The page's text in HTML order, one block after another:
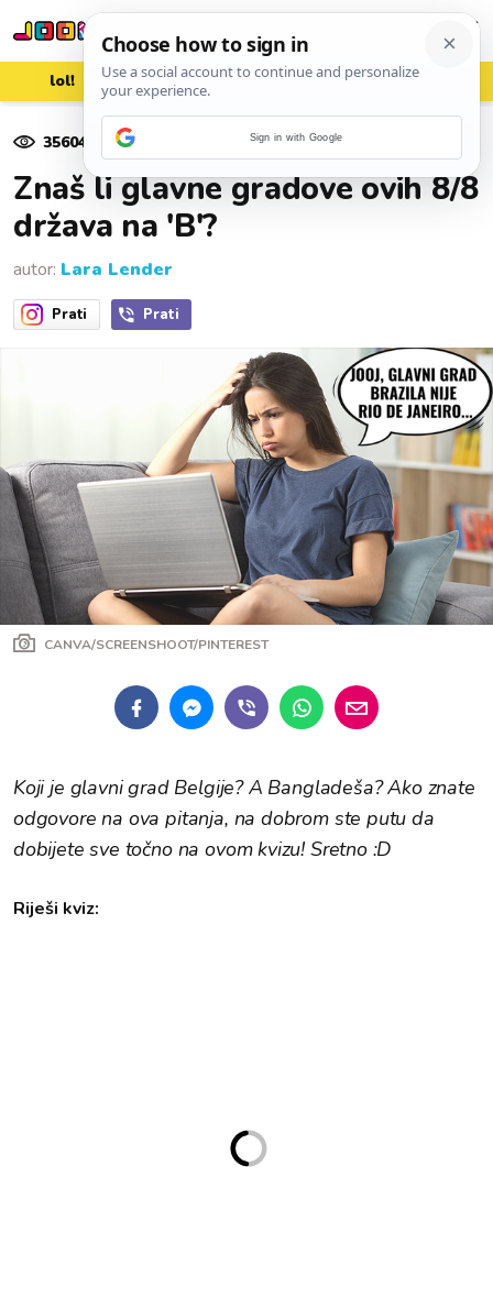
lol! aww vrh! woot?!
35604 pregleda 27. studenoga 2024.
Znaš li glavne gradove ovih 8/8
država na 'B'?
autor: Lara Lender
Prati Prati
CANVA/SCREENSHOOT/PINTEREST
Koji je glavni grad Belgije? A Bangladeša? Ako znate
odgovore na ova pitanja, na dobrom ste putu da
dobijete sve točno na ovom kvizu! Sretno :D
Riješi kviz:
Sign in with Google